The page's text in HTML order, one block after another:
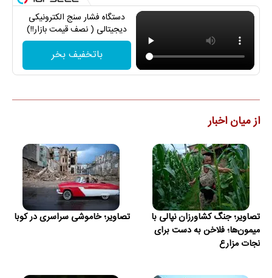
دستگاه فشار سنج الکترونیکی
دیجیتالی ( نصف قیمت بازار!!)
باتخفیف بخر
از میان اخبار
تصاویر؛ جنگ کشاورزان نپالی با
میمون‌ها؛ فلاخن به دست برای
نجات مزارع
تصاویر؛ خاموشی سراسری در کوبا